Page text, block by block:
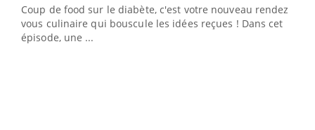
Coup de food sur le diabète, c'est votre nouveau rendez-
vous culinaire qui bouscule les idées reçues ! Dans cet
épisode, une ...